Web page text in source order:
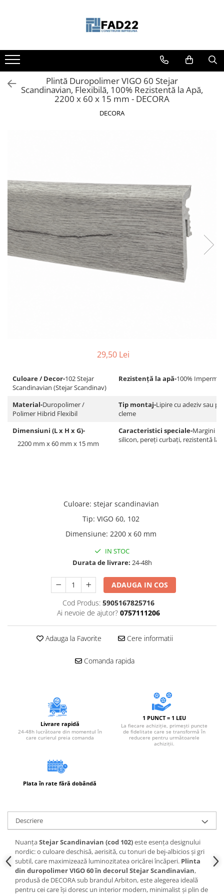
Materiale de constructii
Termoizolatii
Vata minerala
Polistiren
Tavan
Accesorii pentru cofraje
Materiale prafoase
Adezivi
Gleturi
Ipsos
Scule electrice, unelte si accesorii
Acumulatori
Masini de gaurit si insurubat
Polizoare unghiulare
Ferastraie circulare
Generatoare
Ciocane si topoare
Cuttere, cutite si foarfece
Accesorii si consumabile
Accesorii pentru polizare, slefuire
Organizatoare
Accesorii unelte
Unelte electrice speciale
Markere
Dibluri cu surub
Dibluri cu carlig
Dibluri pentru gips-carton
Dibluri pentru termoizolatii
Dibluri rosii SFX
Suruburi
Suruburi pentru gips-carton
Plintă Duropolimer VIGO 60 Stejar
Scandinavian, Flexibilă, 100% Rezistentă la Apă,
2200 x 60 x 15 mm - DECORA
DECORA
29,50 Lei
Culoare / Decor-102 Stejar
Scandinavian (Stejar Scandinav)
Rezistență la apă-100%
Material-Duropolimer /
Polimer Hibrid Flexibil
Tip montaj-Lipire cu adeziv sau
cleme
Dimensiuni (L x H x G)-
2200 mm x 60 mm x 15 mm
Caracteristici speciale-Margini
silicon, pereți curbați, rezistentă la
Culoare: stejar scandinavian
Tip: VIGO 60, 102
Dimensiune: 2200 x 60 mm
IN STOC
Durata de livrare: 24-48h
ADAUGA IN COS
Cod Produs: 5905167825716
Ai nevoie de ajutor? 0757111206
Adauga la Favorite Cere informatii
Comanda rapida
Livrare rapidă
24-48h lucrătoare din momentul în
care curierul preia comanda
1 PUNCT = 1 LEU
La fiecare achiziție, primești puncte
de fidelitate care se transformă în
reducere pentru următoarele
achiziții.
Plata în rate fără dobândă
Descriere
NuanțaStejar Scandinavian (cod 102)este esența designului
nordic: o culoare deschisă, aerisită, cu tonuri de bej-albicios și gri
subtil, care maximizează luminozitatea oricărei încăperi. Plinta
din duropolimer VIGO 60 în decorul Stejar Scandinavian,
produsă de DECORA sub brandul Arbiton, este alegerea ideală
pentru cei care își doresc un interior modern, minimalist și plin de